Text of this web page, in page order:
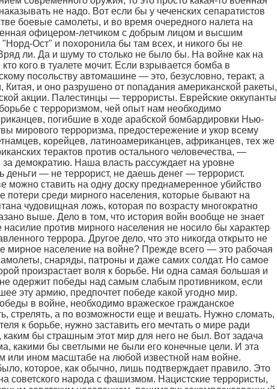
не надо. Вот если бы у чеченских сепаратистов
боевые самолеты, и во время очередного налета на
офицером-летчиком с добрым лицом и высшим
Ост" и похоронила бы там всех, и никого бы не
ли. Да и шуму то столько не было бы. На войне как на
кого в туалете мочит. Если взрывается бомба в
посольству автомашине — это, безусловно, теракт, а
Китая, и оно разрушено от попадания американской ракеты,
акции. Палестинцы — террористы. Еврейские оккупанты
с терроризмом, чей опыт нам необходимо
погибшие в ходе арабской бомбардировки Нью-
мирового терроризма, предостережение и укор всему
корейцев, латиноамериканцев, африканцев, тех же
терактов против остального человечества, —
демократию. Наша власть рассуждает на уровне
деньги — не террорист, не даешь денег — террорист.
можно ставить на одну доску преднамеренное убийство
потери среди мирного населения, которые бывают на
чудовищная ложь, которая по возрасту многократно
выше. Дело в том, что история войн вообще не знает
против мирного населения не носило бы характер
террора. Другое дело, что это никогда открыто не
мирное население на войне? Прежде всего — это рабочая
снаряды, патроны и даже самих солдат. Но самое
произрастает воля к борьбе. Ни одна самая большая и
одержит победы над самым слабым противником, если
эту армию, предпочтет победе какой угодно мир.
в войне, необходимо вражеское гражданское
стрелять, а по возможности еще и вешать. Нужно сломать,
к борьбе, нужно заставить его мечтать о мире ради
каким бы страшным этот мир для него не был. Вот задача
какими бы светлыми не были его конечные цели. И эта
или ином масштабе на любой известной нам войне.
которое, как обычно, лишь подтверждает правило. Это
советского народа с фашизмом. Нацистские террористы,